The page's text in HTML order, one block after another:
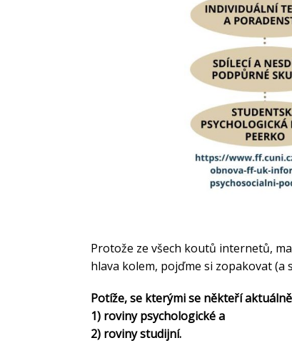
Protože ze všech koutů internetů,
hlava kolem, pojďme si zopakovat
Potíže, se kterými se někteří
1) roviny psychologické a
2) roviny studijní.